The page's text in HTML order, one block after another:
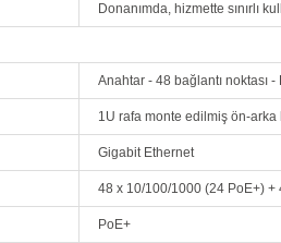
Donanımda, hizmette sınırlı
Anahtar - 48 bağlantı noktası
1U rafa monte edilmiş ön-arka
Gigabit Ethernet
48 x 10/100/1000 (24 PoE+) +
PoE+